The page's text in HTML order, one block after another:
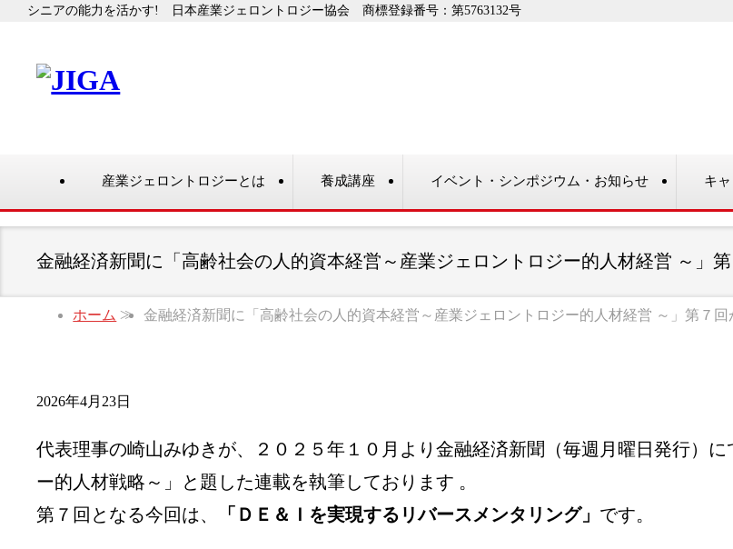
シニアの能力を活かす! 日本産業ジェロントロジー協会 商標登録番号：第5763132号
産業ジェロントロジーとは 養成講座 イベント・シンポジウム・お知らせ キ
金融経済新聞に「高齢社会の人的資本経営～産業ジェロントロジー的人材経営 ～」第
ホーム 金融経済新聞に「高齢社会の人的資本経営～産業ジェロントロジー的人材経営 ～」第７回
2026年4月23日
代表理事の崎山みゆきが、２０２５年１０月より金融経済新聞（毎週月曜日発行）
ー的人材戦略～」と題した連載を執筆しております 。
第７回となる今回は、
「ＤＥ＆Ｉを実現するリバースメンタリング」 です。